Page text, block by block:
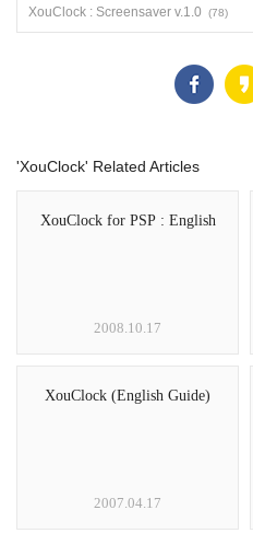
XouClock : Screensaver v.1.0 (78)
'XouClock' Related Articles
XouClock for PSP : English
2008.10.17
XouClock (English Guide)
2007.04.17